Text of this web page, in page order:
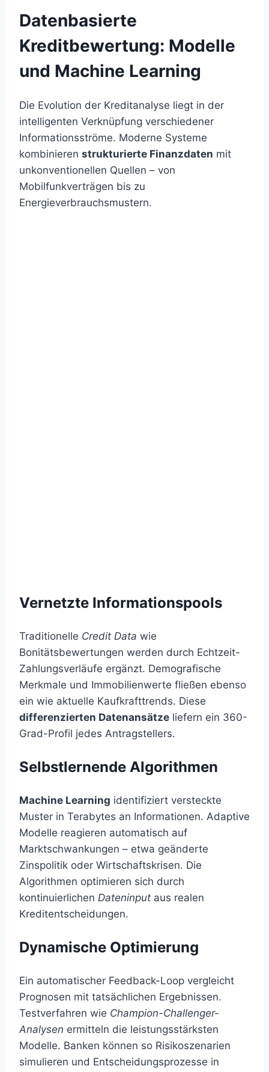
Datenbasierte
Kreditbewertung: Modelle
und Machine Learning
Die Evolution der Kreditanalyse liegt in der
intelligenten Verknüpfung verschiedener
Informationsströme. Moderne Systeme
kombinieren strukturierte Finanzdaten mit
unkonventionellen Quellen – von
Mobilfunkverträgen bis zu
Energieverbrauchsmustern.
Vernetzte Informationspools
Traditionelle Credit Data wie
Bonitätsbewertungen werden durch Echtzeit-
Zahlungsverläufe ergänzt. Demografische
Merkmale und Immobilienwerte fließen ebenso
ein wie aktuelle Kaufkrafttrends. Diese
differenzierten Datenansätze liefern ein 360-
Grad-Profil jedes Antragstellers.
Selbstlernende Algorithmen
Machine Learning identifiziert versteckte
Muster in Terabytes an Informationen. Adaptive
Modelle reagieren automatisch auf
Marktschwankungen – etwa geänderte
Zinspolitik oder Wirtschaftskrisen. Die
Algorithmen optimieren sich durch
kontinuierlichen Dateninput aus realen
Kreditentscheidungen.
Dynamische Optimierung
Ein automatischer Feedback-Loop vergleicht
Prognosen mit tatsächlichen Ergebnissen.
Testverfahren wie Champion-Challenger-
Analysen ermitteln die leistungsstärksten
Modelle. Banken können so Risikoszenarien
simulieren und Entscheidungsprozesse in